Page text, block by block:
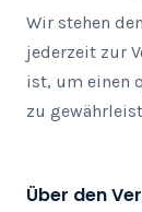
Wir stehen
jederzeit zur
ist, um einen
zu
Über den